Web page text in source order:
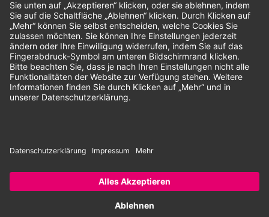
Unsere Zahlungsarten:
Rechnung SEPA-Lastschrift Vorkasse